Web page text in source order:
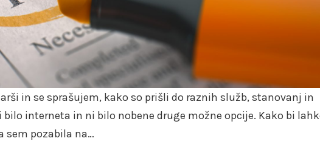
in se sprašujem, kako so prišli do raznih služb, stanovanj in
bilo interneta in ni bilo nobene druge možne opcije. Kako bi
sem pozabila na…